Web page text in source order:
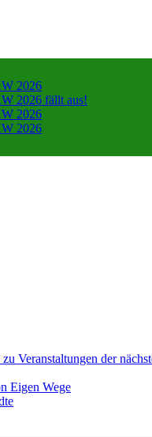
2026
2026 fällt aus!
2026
2026
Veranstaltungen der
Eigen Wege